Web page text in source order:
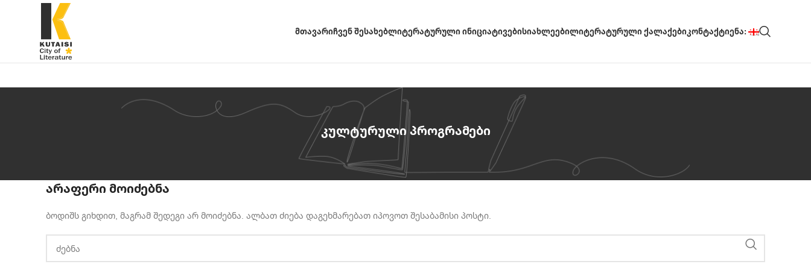
ᲛᲗᲐᲕᲐᲠᲘᲩᲕᲔᲜ ᲨᲔᲡᲐᲮᲔᲑᲚᲘᲢᲔᲠᲐᲢᲣᲠᲣᲚᲘ ᲘᲜᲘᲪᲘᲐᲢᲘᲕᲔᲑᲘᲡᲘᲐᲮᲚᲔᲔᲑᲘᲚᲘᲢᲔᲠᲐᲢᲣᲠᲣᲚᲘ ᲥᲐᲚᲐᲥᲔᲑᲘᲙᲝᲜᲢᲐᲥᲢᲘᲔᲜᲐ:
კულტურული პროგრამები
არაფერი მოიძებნა
ბოდიშს გიხდით, მაგრამ შედეგი არ მოიძებნა. ალბათ ძიება დაგეხმარებათ იპოვოთ შესაბამისი პოსტი.